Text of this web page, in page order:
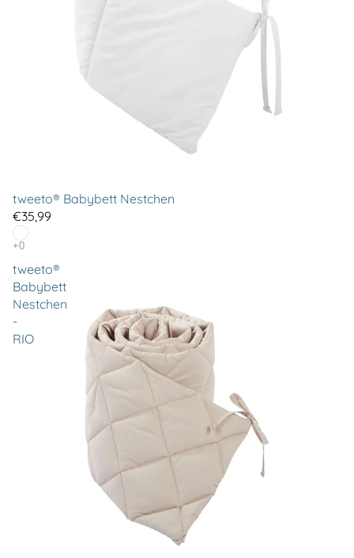
tweeto® Babybett Nestchen
€35,99
tweeto®
Babybett
Nestchen
-
RIO